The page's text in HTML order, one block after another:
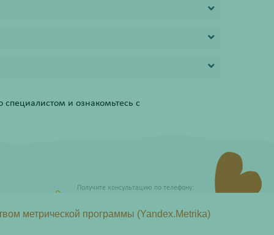
специалистом и ознакомьтесь с
Получите консультацию по телефону:
метрической программы (Yandex.Metrika)